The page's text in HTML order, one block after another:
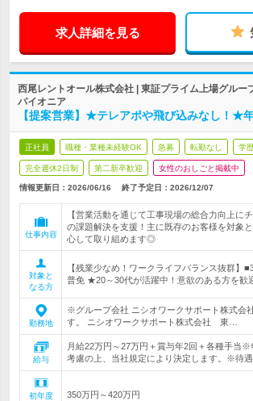
求人詳細を見る
西尾レントオール株式会社 | 東証プライム上場グル
パイオニア
【提案営業】★テレアポや飛び込みなし！★
正社員 職種・業種未経験OK 急募 転勤なし 学
完全週休2日制 第二新卒歓迎 女性のおしごと掲載中
情報更新日：2026/06/16 終了予定日： 2026/12/07
仕事内容
【営業活動を通じて工事現場の総合力向上に
の課題解決を支援！主に既存のお客様を対象
心して取り組めます◎
対象と
なる方
【残業少なめ！ワークライフバランス抜群】
普免 ★20～30代が活躍中！意欲のある方を歓
勤務地
※グループ会社 ニシオワークサポート株式会
す。 ニシオワークサポート株式会社 東…
給与
月給22万円～27万円＋賞与年2回＋各種手当※
考慮の上、当社規定により決定します。※待
初年度
350万円～420万円